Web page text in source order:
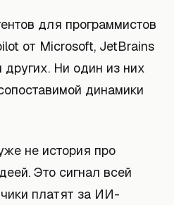
для программистов
от Microsoft, JetBrains
других. Ни один из них
динамики
не история про
Это сигнал всей
платят за ИИ-